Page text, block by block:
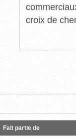
croix de
Fait partie de